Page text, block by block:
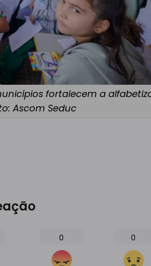
fortalecem a
Ascom Seduc
0 0